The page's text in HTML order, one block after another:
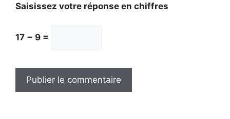
Saisissez votre réponse en chiffres
17 − 9 =